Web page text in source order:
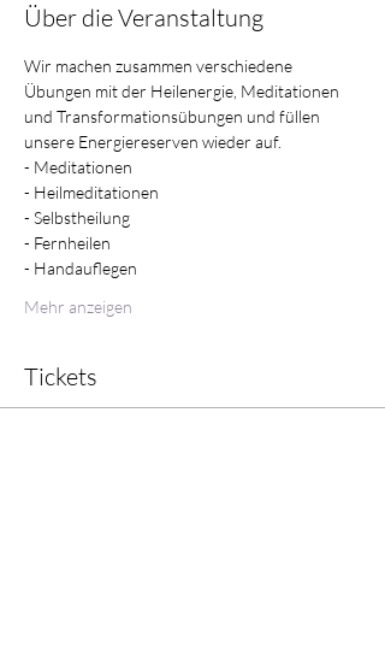
Über die Veranstaltung
Wir machen zusammen verschiedene
Übungen mit der Heilenergie, Meditationen
und Transformationsübungen und füllen
unsere Energiereserven wieder auf.
- Meditationen
- Heilmeditationen
- Selbstheilung
- Fernheilen
- Handauflegen
Mehr anzeigen
Tickets